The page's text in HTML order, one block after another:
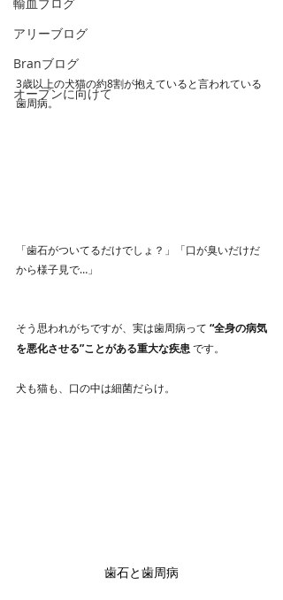
アリーブログ
Branブログ
オープンに向けて
3歳以上の犬猫の約8割が抱えていると言われている
歯周病。
「歯石がついてるだけでしょ？」「口が臭いだけだ
から様子見で…」
そう思われがちですが、実は歯周病って “全身の病気
を悪化させる”ことがある重大な疾患 です。
犬も猫も、口の中は細菌だらけ。
歯石と歯周病